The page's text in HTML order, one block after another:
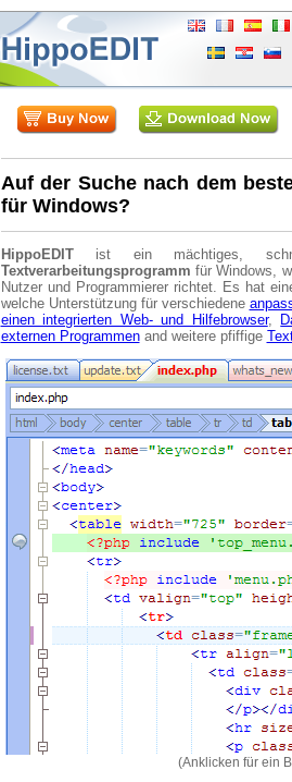
Auf der Suche nach dem
für Windows?
HippoEDITist ein mächtiges,
Textverarbeitungsprogramm für Windows,
Nutzer und Programmierer richtet. Es hat
welche Unterstützung für verschiedene
einen integrierten Web- und Hilfebrowser,
externen Programmenand weitere pfiffige
(Anklicken für ein